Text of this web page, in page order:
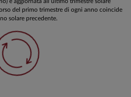
del primo trimestre di ogni anno coincide
solare precedente.